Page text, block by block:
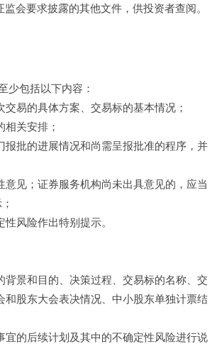
会要求披露的其他文件，供投资者查阅。
少包括以下内容：
易的具体方案、交易标的基本情况；
关安排；
批的进展情况和尚需呈报批准的程序，并
见；证券服务机构尚未出具意见的，应当
风险作出特别提示。
景和目的、决策过程、交易标的名称、交
股东大会表决情况、中小股东单独计票结
的后续计划及其中的不确定性风险进行说